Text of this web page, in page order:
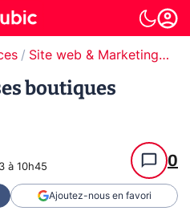
Site web & Marketing Digital
boutiques
à 10h45 0
Ajoutez-nous en favori